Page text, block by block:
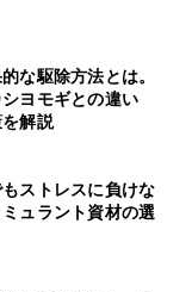
な駆除方法とは。
ヨモギとの違い
解説
ストレスに負けな
ュラント資材の選